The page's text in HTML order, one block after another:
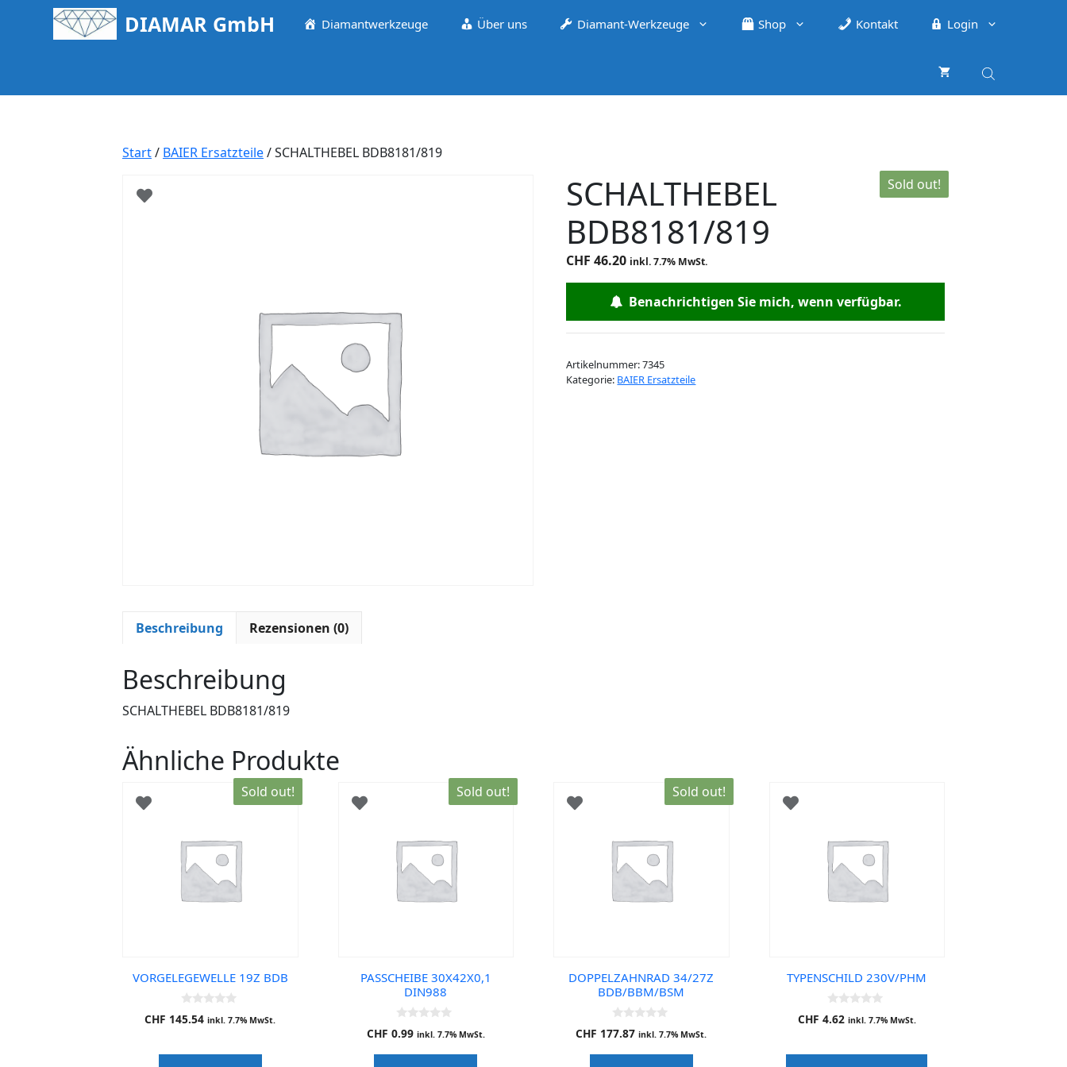
DIAMAR GmbH Diamantwerkzeuge Über uns Diamant-Werkzeuge Shop Kontakt Login
Start/ BAIER Ersatzteile/ SCHALTHEBEL BDB8181/819
Sold out!
SCHALTHEBEL
BDB8181/819
CHF 46.20 inkl. 7.7% MwSt.
Benachrichtigen Sie mich, wenn verfügbar.
Artikelnummer:7345
Kategorie: BAIER Ersatzteile
Beschreibung Rezensionen (0)
Beschreibung
SCHALTHEBEL BDB8181/819
Ähnliche Produkte
Sold out!
VORGELEGEWELLE 19Z BDB
0
o
o
CHF 145.54 inkl. 7.7% MwSt.
Sold out!
PASSCHEIBE 30X42X0,1
DIN988
0
o
CHF 0.99 inkl. 7.7% MwSt.
Sold out!
DOPPELZAHNRAD 34/27Z
BDB/BBM/BSM
0
o
CHF 177.87 inkl. 7.7% MwSt.
TYPENSCHILD 230V/PHM
0
o
o
CHF 4.62 inkl. 7.7% MwSt.